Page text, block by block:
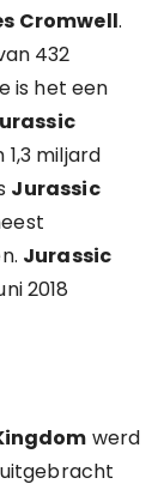
Cromwell.
432
is het een
miljard
Jurassic
Jurassic
2018
werd